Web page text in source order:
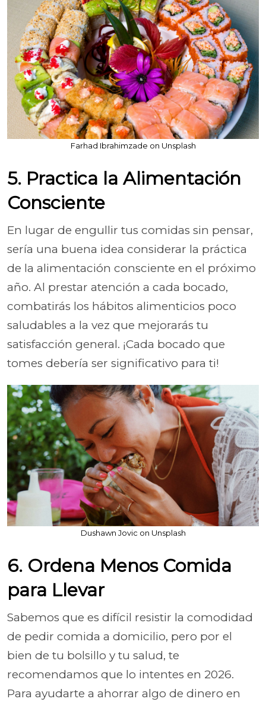
Farhad Ibrahimzade on Unsplash
5. Practica la Alimentación
Consciente
En lugar de engullir tus comidas sin pensar,
sería una buena idea considerar la práctica
de la alimentación consciente en el próximo
año. Al prestar atención a cada bocado,
combatirás los hábitos alimenticios poco
saludables a la vez que mejorarás tu
satisfacción general. ¡Cada bocado que
tomes debería ser significativo para ti!
Dushawn Jovic on Unsplash
6. Ordena Menos Comida
para Llevar
Sabemos que es difícil resistir la comodidad
de pedir comida a domicilio, pero por el
bien de tu bolsillo y tu salud, te
recomendamos que lo intentes en 2026.
Para ayudarte a ahorrar algo de dinero en